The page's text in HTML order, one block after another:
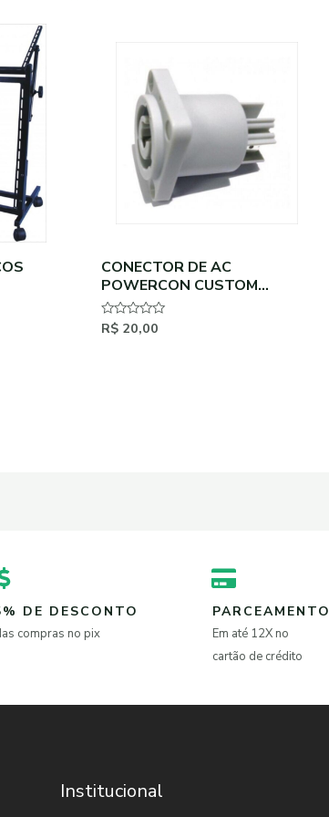
CONECTOR DE AC
POWERCON CUSTOM
SOUND FEMEA BRANCO
20A/250V – SAIDA
Avaliação
R$ 20,00
DE DESCONTO
compras no pix
PARCEAMENTO
Em até 12X no
cartão de crédito
Institucional